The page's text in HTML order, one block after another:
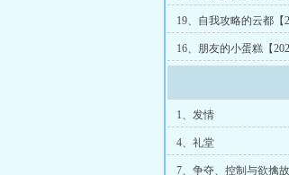
19、自我攻略的云都【
16、朋友的小蛋糕【
1、发情
4、礼堂
7、争夺、控制与欲擒